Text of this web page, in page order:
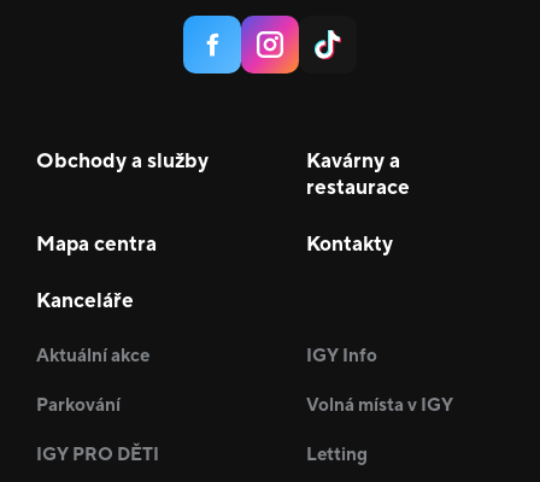
Obchody a služby
Kavárny a
restaurace
Mapa centra Kontakty
Kanceláře
Aktuální akce IGY Info
Parkování Volná místa v IGY
IGY PRO DĚTI Letting